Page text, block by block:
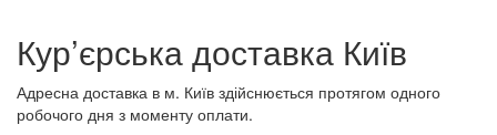
Кур’єрська доставка Київ
Адресна доставка в м. Київ здійснюється протягом одного
робочого дня з моменту оплати.